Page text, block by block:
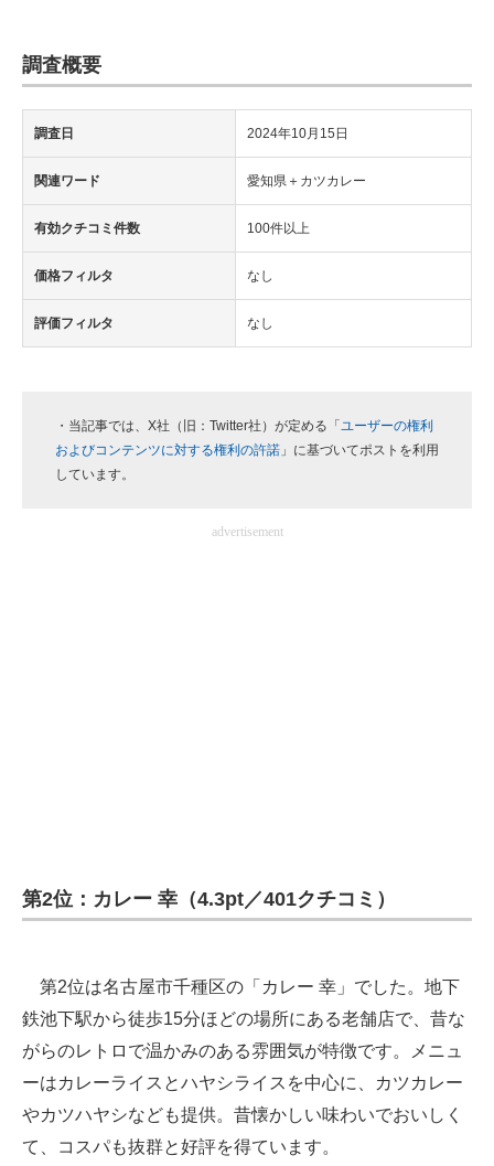
調査概要
調査日 2024年10月15日
関連ワード 愛知県＋カツカレー
有効クチコミ件数 100件以上
価格フィルタ なし
評価フィルタ なし
・当記事では、X社（旧：Twitter社）が定める「 ユーザーの権利
およびコンテンツに対する権利の許諾 」に基づいてポストを利用
しています。
advertisement
第2位：カレー 幸（4.3pt／401クチコミ）
第2位は名古屋市千種区の「カレー 幸」でした。地下
鉄池下駅から徒歩15分ほどの場所にある老舗店で、昔な
がらのレトロで温かみのある雰囲気が特徴です。メニュ
ーはカレーライスとハヤシライスを中心に、カツカレー
やカツハヤシなども提供。昔懐かしい味わいでおいしく
て、コスパも抜群と好評を得ています。